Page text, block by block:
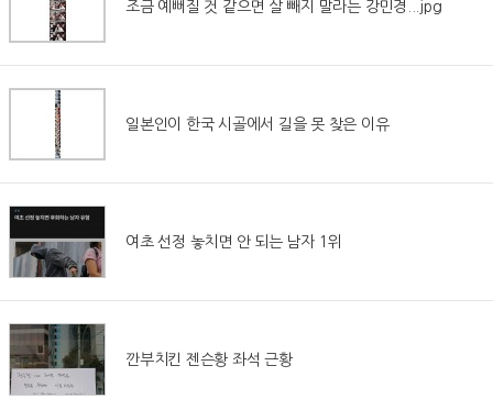
조금 예뻐질 것 같으면 살 빼지 말라는 강민경...jpg
일본인이 한국 시골에서 길을 못 찾은 이유
여초 선정 놓치면 안 되는 남자 1위
깐부치킨 젠슨황 좌석 근황